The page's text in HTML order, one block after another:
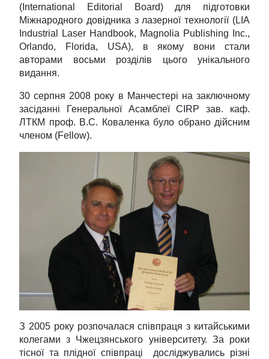
(Іnternatіonal Edіtorіal Board) для підготовки
Міжнародного довідника з лазерної технології (LІA
Іndustrіal Laser Handbook, Magnolіa Publіshіng Іnc.,
Orlando, Florіda, USA), в якому вони стали
авторами восьми розділів цього унікального
видання.
30 серпня 2008 року в Манчестері на заключному
засіданні Генеральної Асамблеї CІRP зав. каф.
ЛТКМ проф. В.С. Коваленка було обрано дійсним
членом (Fellow).
З 2005 року розпочалася співпраця з китайськими
колегами з Чжецзянського університету. За роки
тісної та плідної співпраці досліджувались різні